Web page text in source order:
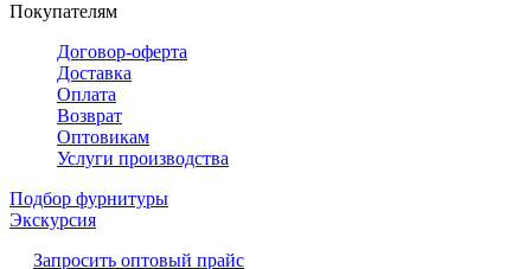
Покупателям
Договор-оферта
Доставка
Оплата
Возврат
Оптовикам
Услуги производства
Подбор фурнитуры
Экскурсия
Запросить оптовый прайс